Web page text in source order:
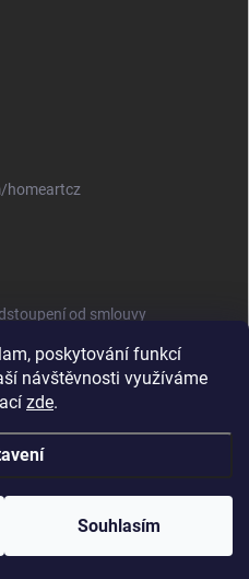
poskytování funkcí
návštěvnosti využíváme
zde.
Souhlasím
homeartcz
od smlouvy
Shoptet
práva vyhrazena.Upravit nastavení